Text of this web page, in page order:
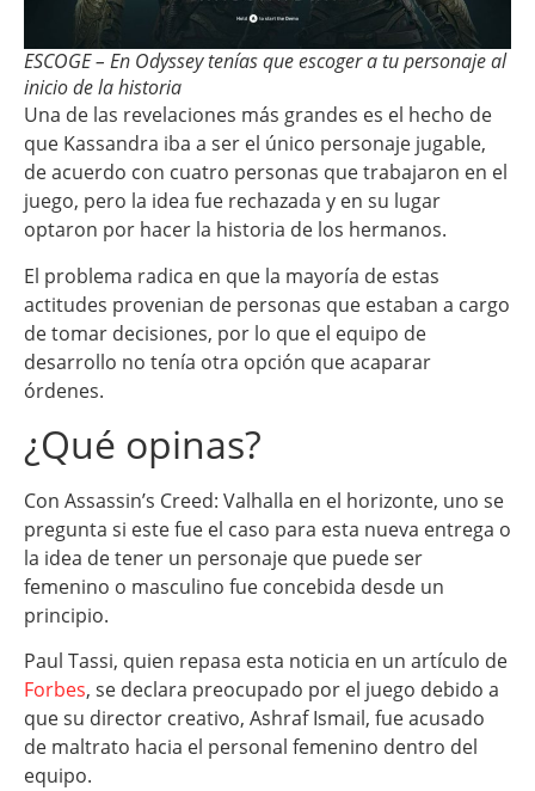
ESCOGE – En Odyssey tenías que escoger a tu personaje al
inicio de la historia
Una de las revelaciones más grandes es el hecho de
que Kassandra iba a ser el único personaje jugable,
de acuerdo con cuatro personas que trabajaron en el
juego, pero la idea fue rechazada y en su lugar
optaron por hacer la historia de los hermanos.
El problema radica en que la mayoría de estas
actitudes provenian de personas que estaban a cargo
de tomar decisiones, por lo que el equipo de
desarrollo no tenía otra opción que acaparar
órdenes.
¿Qué opinas?
Con Assassin’s Creed: Valhalla en el horizonte, uno se
pregunta si este fue el caso para esta nueva entrega o
la idea de tener un personaje que puede ser
femenino o masculino fue concebida desde un
principio.
Paul Tassi, quien repasa esta noticia en un artículo de
Forbes, se declara preocupado por el juego debido a
que su director creativo, Ashraf Ismail, fue acusado
de maltrato hacia el personal femenino dentro del
equipo.